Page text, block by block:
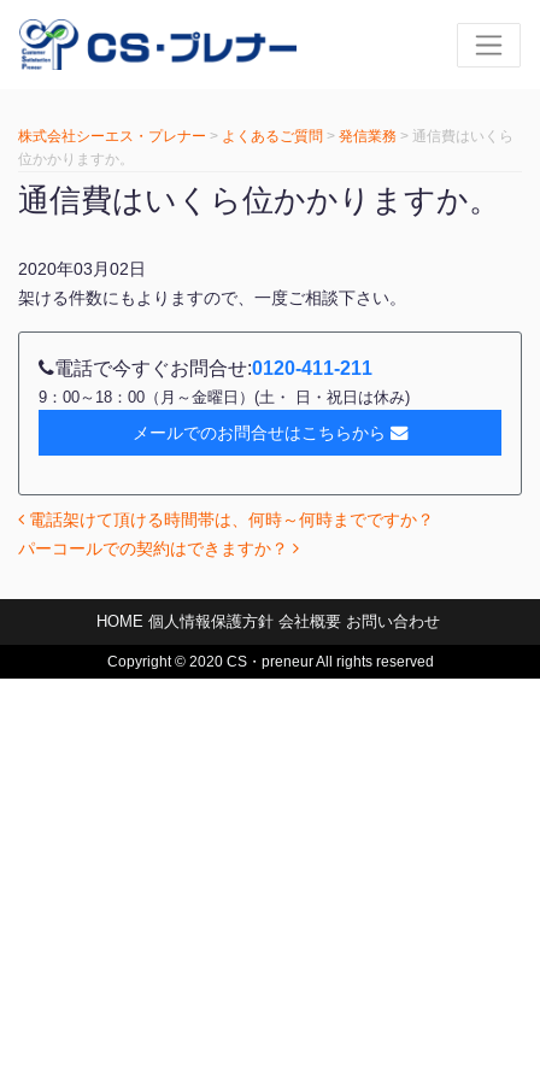
株式会社シーエス・プレナー > よくあるご質問 > 発信業務 > 通信費はいくら
位かかりますか。
通信費はいくら位かかりますか。
2020年03月02日
架ける件数にもよりますので、一度ご相談下さい。
電話で今すぐお問合せ:0120-411-211
9：00～18：00（月～金曜日）(土・ 日・祝日は休み)
メールでのお問合せはこちらから
投稿ナビゲーション
電話架けて頂ける時間帯は、何時～何時までですか？
パーコールでの契約はできますか？
HOME 個人情報保護方針 会社概要 お問い合わせ
Copyright © 2020 CS・preneur All rights reserved